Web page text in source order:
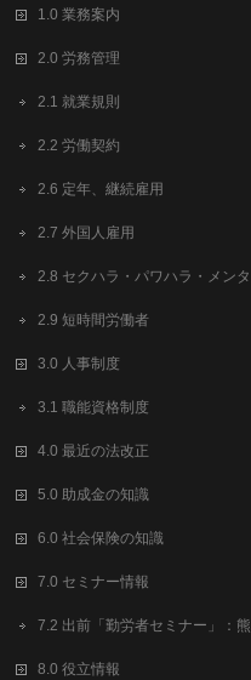
1.0 業務案内
2.0 労務管理
2.1 就業規則
2.2 労働契約
2.6 定年、継続雇用
2.7 外国人雇用
2.8 セクハラ・パワハラ・メン
2.9 短時間労働者
3.0 人事制度
3.1 職能資格制度
4.0 最近の法改正
5.0 助成金の知識
6.0 社会保険の知識
7.0 セミナー情報
7.2 出前「勤労者セミナー」：
8.0 役立情報